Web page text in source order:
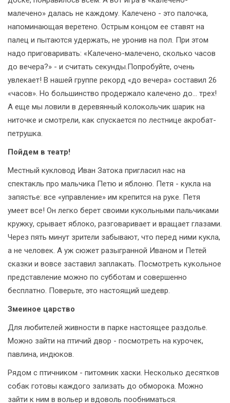
малечено» далась не каждому. Калечено - это палочка,
напоминающая веретено. Острым концом ее ставят на
палец и пытаются удержать, не уронив на пол. При этом
надо приговаривать: «Калечено-малечено, сколько часов
до вечера?» - и считать секунды.Попробуйте, очень
увлекает! В нашей группе рекорд «до вечера» составил 26
«часов». Но большинство продержало калечено до… трех!
А еще мы ловили в деревянный колокольчик шарик на
ниточке и смотрели, как спускается по лестнице акробат-
петрушка.
Пойдем в театр!
Местный кукловод Иван Затока пригласил нас на
спектакль про мальчика Петю и яблоню. Петя - кукла на
запястье: все «управление» им крепится на руке. Петя
умеет все! Он легко берет своими кукольными пальчиками
кружку, срывает яблоко, разговаривает и вращает глазами.
Через пять минут зрители забывают, что перед ними кукла,
а не человек. А уж сюжет разыгранной Иваном и Петей
сказки и вовсе заставил заплакать. Посмотреть кукольное
представление можно по субботам и совершенно
бесплатно. Поверьте, это настоящий шедевр.
Змеиное царство
Для любителей живности в парке настоящее раздолье.
Можно зайти на птичий двор - посмотреть на курочек,
павлина, индюков.
Рядом с птичником - питомник хаски. Несколько десятков
собак готовы каждого зализать до обморока. Можно
зайти к ним в вольер и вдоволь пообниматься.